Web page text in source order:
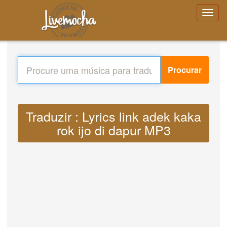
Procurar
Traduzir : Lyrics link adek kaka
rok ijo di dapur MP3